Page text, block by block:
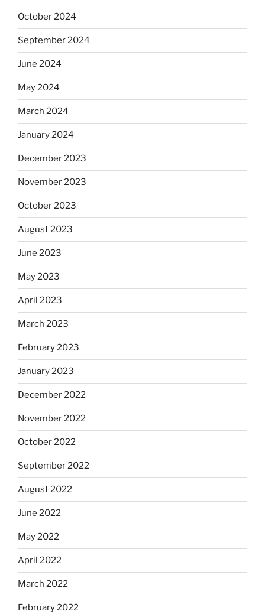
October 2024
September 2024
June 2024
May 2024
March 2024
January 2024
December 2023
November 2023
October 2023
August 2023
June 2023
May 2023
April 2023
March 2023
February 2023
January 2023
December 2022
November 2022
October 2022
September 2022
August 2022
June 2022
May 2022
April 2022
March 2022
February 2022